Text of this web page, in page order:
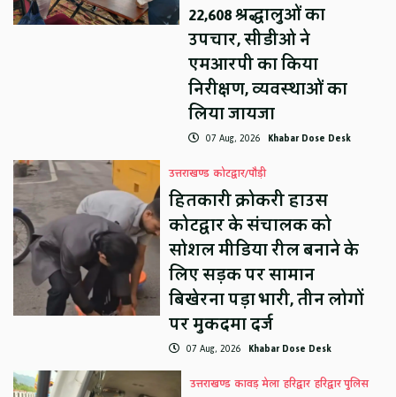
22,608 श्रद्धालुओं का
उपचार, सीडीओ ने
एमआरपी का किया
निरीक्षण, व्यवस्थाओं का
लिया जायजा
07 Aug, 2026 Khabar Dose Desk
उत्तराखण्ड कोटद्वार/पौड़ी
हितकारी क्रोकरी हाउस
कोटद्वार के संचालक को
सोशल मीडिया रील बनाने के
लिए सड़क पर सामान
बिखेरना पड़ा भारी, तीन लोगों
पर मुकदमा दर्ज
07 Aug, 2026 Khabar Dose Desk
उत्तराखण्ड कावड़ मेला हरिद्वार हरिद्वार पुलिस